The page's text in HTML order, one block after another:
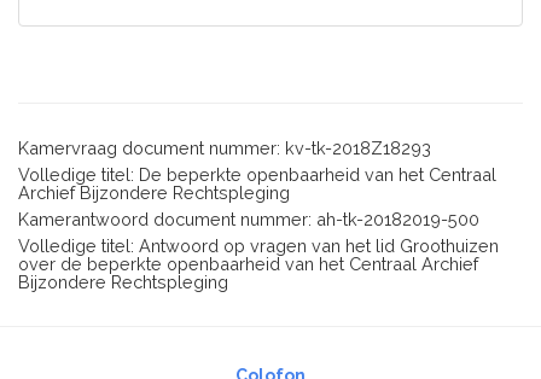
Kamervraag document nummer: kv-tk-2018Z18293
Volledige titel: De beperkte openbaarheid van het Centraal
Archief Bijzondere Rechtspleging
Kamerantwoord document nummer: ah-tk-20182019-500
Volledige titel: Antwoord op vragen van het lid Groothuizen
over de beperkte openbaarheid van het Centraal Archief
Bijzondere Rechtspleging